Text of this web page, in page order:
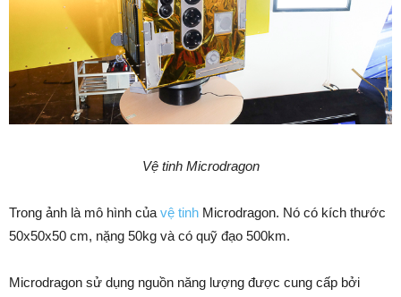
Vệ tinh Microdragon
Trong ảnh là mô hình của vệ tinh Microdragon. Nó có kích thước
50x50x50 cm, nặng 50kg và có quỹ đạo 500km.
Microdragon sử dụng nguồn năng lượng được cung cấp bởi